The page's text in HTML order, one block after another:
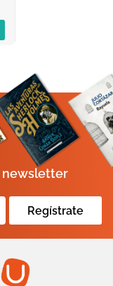
newsletter
Regístrate